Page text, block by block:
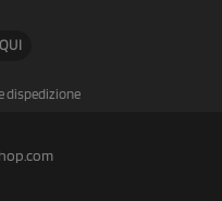
dispedizione